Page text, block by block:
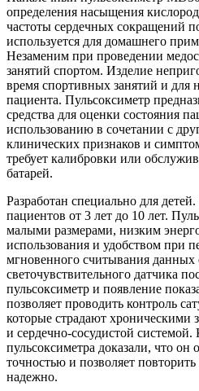
определения насыщения
частоты сердечных сокращений
используется для домашнего
Незаменим при проведении
занятий спортом. Изделие
время спортивных занятий и для
пациента. Пульсоксиметр
средства для оценки состояния
использованию в сочетании с
клинических признаков и
требует калибровки или
батарей.
Разработан специально для
пациентов от 3 лет до 10 лет.
малыми размерами, низким
использования и удобством при
мгновенного считывания
светочувствительного датчика
пульсоксиметр и появление
позволяет проводить контроль
которые страдают хроническими
и сердечно-сосудистой
пульсоксиметра доказали, что он
точностью и позволяет
надежно.